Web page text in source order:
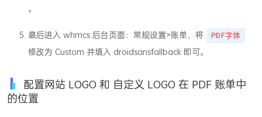
。
最后进入 whmcs 后台页面：常规设置>账单，将 PDF字体
修改为 Custom 并填入 droidsansfallback 即可。
配置网站 LOGO 和 自定义 LOGO 在 PDF 账单中
的位置